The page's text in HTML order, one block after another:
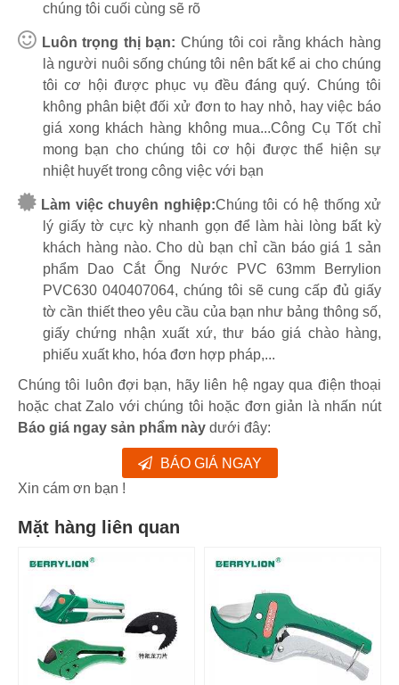
chúng tôi cuối cùng sẽ rõ
Luôn trọng thị bạn: Chúng tôi coi rằng khách hàng
là người nuôi sống chúng tôi nên bất kể ai cho chúng
tôi cơ hội được phục vụ đều đáng quý. Chúng tôi
không phân biệt đối xử đơn to hay nhỏ, hay việc báo
giá xong khách hàng không mua...Công Cụ Tốt chỉ
mong bạn cho chúng tôi cơ hội được thể hiện sự
nhiệt huyết trong công việc với bạn
Làm việc chuyên nghiệp:Chúng tôi có hệ thống xử
lý giấy tờ cực kỳ nhanh gọn để làm hài lòng bất kỳ
khách hàng nào. Cho dù bạn chỉ cần báo giá 1 sản
phẩm Dao Cắt Ống Nước PVC 63mm Berrylion
PVC630 040407064, chúng tôi sẽ cung cấp đủ giấy
tờ cần thiết theo yêu cầu của bạn như bảng thông số,
giấy chứng nhận xuất xứ, thư báo giá chào hàng,
phiếu xuất kho, hóa đơn hợp pháp,...
Chúng tôi luôn đợi bạn, hãy liên hệ ngay qua điện thoại
hoặc chat Zalo với chúng tôi hoặc đơn giản là nhấn nút
Báo giá ngay sản phẩm này dưới đây:
BÁO GIÁ NGAY
Xin cám ơn bạn !
Mặt hàng liên quan